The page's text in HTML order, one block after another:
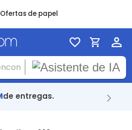
Ofertas de papel
91%llegaron en menos de